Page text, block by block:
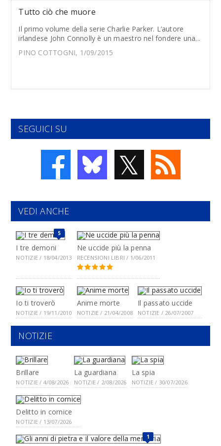
Tutto ciò che muore
Il primo volume della serie Charlie Parker. L’autore
irlandese John Connolly è un maestro nel fondere una...
PINO COTTOGNI, 1/09/2015
SEGUICI SU
𝕏
VEDI ANCHE
5
I tre demoni
NOTIZIE / 18/04/2013
Ne uccide più la penna
RECENSIONI LIBRI / 1/06/2011
Io ti troverò
NOTIZIE / 19/11/2010
Anime morte
NOTIZIE / 21/04/2008
Il passato uccide
NOTIZIE / 26/07/2007
NOTIZIE
Brillare
NOTIZIE / 4/08/2026
La guardiana
NOTIZIE / 2/08/2026
La spia
NOTIZIE / 30/07/2026
Delitto in cornice
NOTIZIE / 13/07/2026
1